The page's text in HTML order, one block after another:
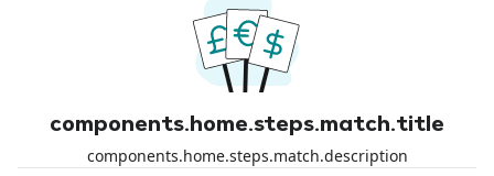
components.home.steps.match.title
components.home.steps.match.description